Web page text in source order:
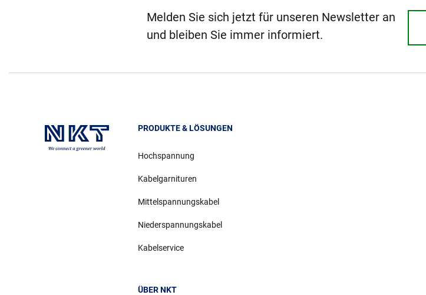
Melden Sie sich jetzt für unseren Newsletter an
und bleiben Sie immer informiert.
PRODUKTE & LÖSUNGEN
Hochspannung
Kabelgarnituren
Mittelspannungskabel
Niederspannungskabel
Kabelservice
ÜBER NKT